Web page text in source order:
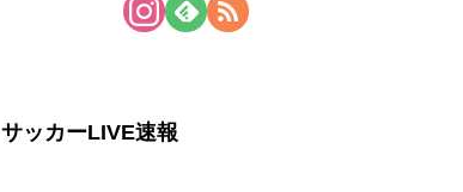
サッカーLIVE速報